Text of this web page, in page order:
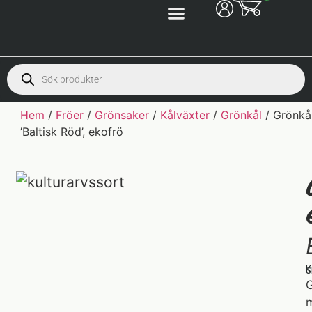
Hem / Fröer / Grönsaker / Kålväxter / Grönkål /
’Baltisk Röd’, ekofrö